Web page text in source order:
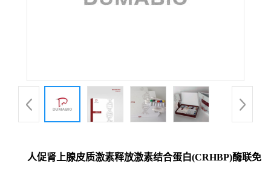
品
人促肾上腺皮质激素释放激素结合蛋白(CRHBP)酶联免